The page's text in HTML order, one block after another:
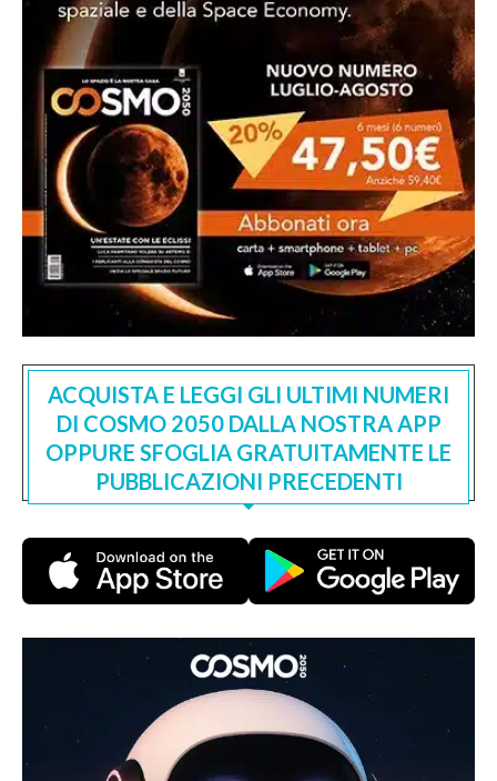
ACQUISTA E LEGGI GLI ULTIMI NUMERI
DI COSMO 2050 DALLA NOSTRA APP
OPPURE SFOGLIA GRATUITAMENTE LE
PUBBLICAZIONI PRECEDENTI